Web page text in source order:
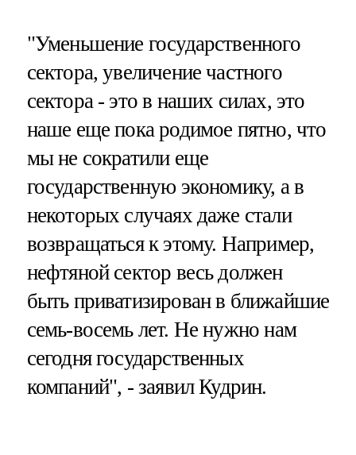
"Уменьшение государственного
сектора, увеличение частного
сектора - это в наших силах, это
наше еще пока родимое пятно, что
мы не сократили еще
государственную экономику, а в
некоторых случаях даже стали
возвращаться к этому. Например,
нефтяной сектор весь должен
быть приватизирован в ближайшие
семь-восемь лет. Не нужно нам
сегодня государственных
компаний", - заявил Кудрин.